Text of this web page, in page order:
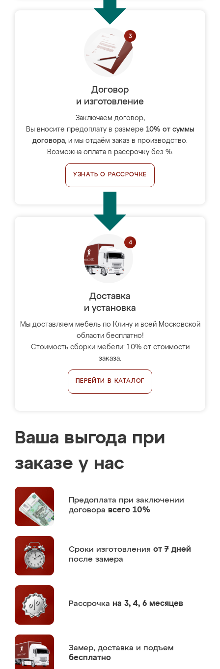
Договор
и изготовление
Заключаем договор,
Вы вносите предоплату в размере 10% от суммы
договора, и мы отдаём заказ в производство.
Возможна оплата в рассрочку без %.
УЗНАТЬ О РАССРОЧКЕ
Доставка
и установка
Мы доставляем мебель по Клину и всей Московской
области бесплатно!
Стоимость сборки мебели: 10% от стоимости
заказа.
ПЕРЕЙТИ В КАТАЛОГ
Ваша выгода при
заказе у нас
Предоплата при заключении
договора всего 10%
Сроки изготовления от 7 дней
после замера
Рассрочка на 3, 4, 6 месяцев
Замер, доставка и подъем
бесплатно